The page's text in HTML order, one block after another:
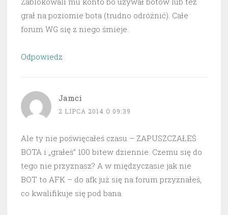
grał na poziomie bota (trudno odróżnić). Całe
forum WG się z niego śmieje.
Odpowiedz
Jamci
2 LIPCA 2014 O 09:39
Ale ty nie poświęcałeś czasu – ZAPUSZCZAŁEŚ
BOTA i „grałeś” 100 bitew dziennie. Czemu się do
tego nie przyznasz? A w międzyczasie jak nie
BOT to AFK – do afk już się na forum przyznałeś,
co kwalifikuje się pod bana.